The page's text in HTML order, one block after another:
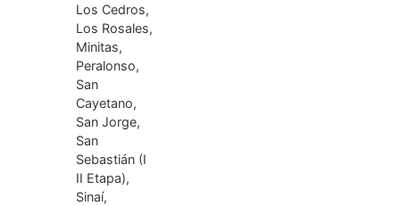
Los Cedros,
Los Rosales,
Minitas,
Peralonso,
San
Cayetano,
San Jorge,
San
Sebastián (I
II Etapa),
Sinaí,